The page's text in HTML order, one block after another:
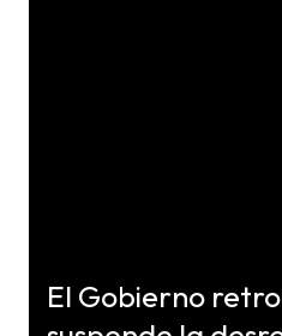
El Gobierno